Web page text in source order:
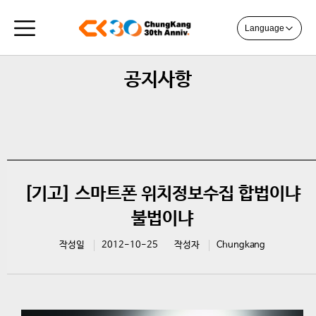
Language
공지사항
[기고] 스마트폰 위치정보수집 합법이냐
불법이냐
작성일 2012-10-25 작성자 Chungkang